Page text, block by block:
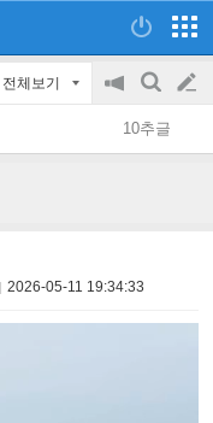
전체보기
공
지
on/off
검
색
글
쓰
10추글
2026-05-11 19:34:33